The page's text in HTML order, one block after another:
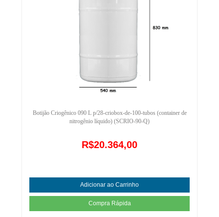
Botijão Criogênico 090 L p/28-criobox-de-100-tubos (container de
nitrogênio líquido) (SCRIO-90-Q)
R$20.364,00